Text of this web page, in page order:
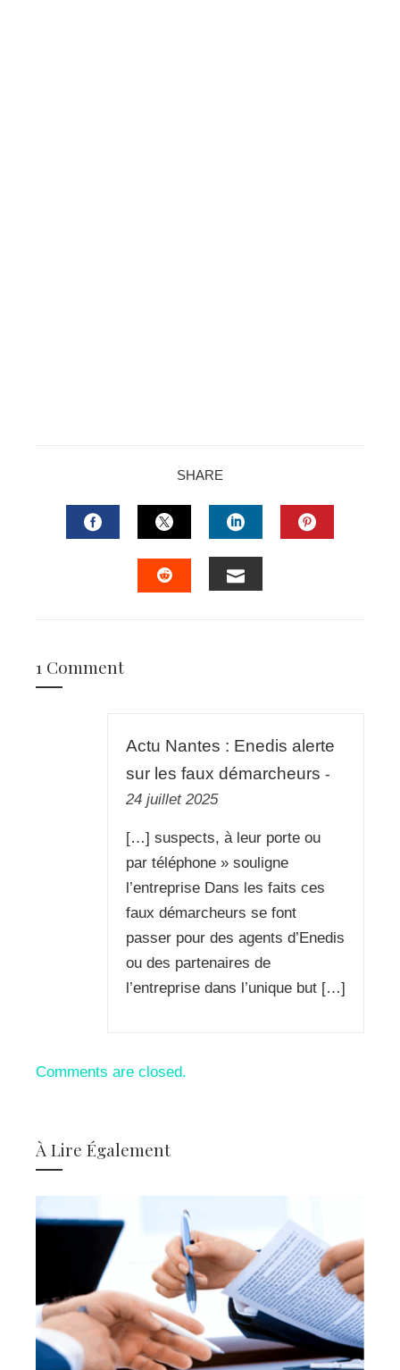
SHARE
FACEBOOKTWITTERLINKEDIN
1 Comment
Actu Nantes : Enedis alerte
sur les faux démarcheurs -
24 juillet 2025
[…] suspects, à leur porte ou
par téléphone » souligne
l’entreprise Dans les faits ces
faux démarcheurs se font
passer pour des agents d’Enedis
ou des partenaires de
l’entreprise dans l’unique but […]
Comments are closed.
À Lire Également